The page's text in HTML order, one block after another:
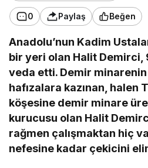
0 Paylaş Beğen
Anadolu’nun Kadim
bir yeri olan Halit Demirci,
veda etti. Demir
hafızalara kazınan, halen
köşesine demir minare
kurucusu olan Halit
rağmen çalışmaktan hiç
nefesine kadar çekicini